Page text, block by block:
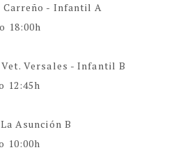
Carreño - Infantil A
18:00h
Versales - Infantil B
12:45h
Asunción B
10:00h